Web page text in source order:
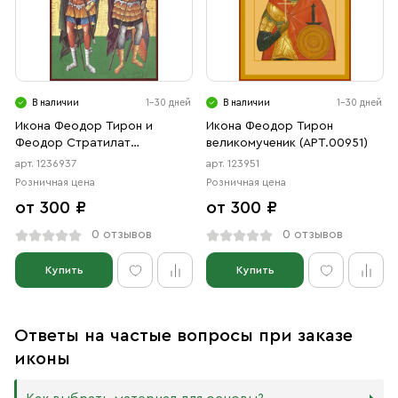
В наличии 1-30 дней
Икона Феодор Тирон и
Феодор Стратилат
великомученики (АРТ.06937)
арт. 1236937
Розничная цена
от 300 ₽
0 отзывов
Купить
В наличии 1-30 дней
Икона Феодор Тирон
великомученик (АРТ.00951)
арт. 123951
Розничная цена
от 300 ₽
0 отзывов
Купить
Ответы на частые вопросы при заказе
иконы